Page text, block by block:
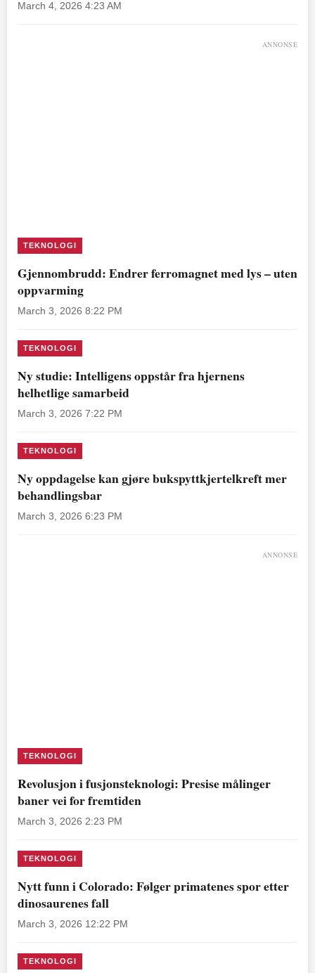
March 4, 2026 4:23 AM
ANNONSE
TEKNOLOGI
Gjennombrudd: Endrer ferromagnet med lys – uten
oppvarming
March 3, 2026 8:22 PM
TEKNOLOGI
Ny studie: Intelligens oppstår fra hjernens
helhetlige samarbeid
March 3, 2026 7:22 PM
TEKNOLOGI
Ny oppdagelse kan gjøre bukspyttkjertelkreft mer
behandlingsbar
March 3, 2026 6:23 PM
ANNONSE
TEKNOLOGI
Revolusjon i fusjonsteknologi: Presise målinger
baner vei for fremtiden
March 3, 2026 2:23 PM
TEKNOLOGI
Nytt funn i Colorado: Følger primatenes spor etter
dinosaurenes fall
March 3, 2026 12:22 PM
TEKNOLOGI